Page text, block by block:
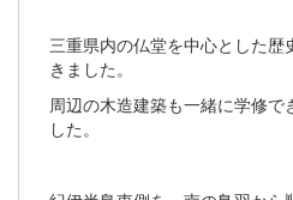
三重県内の仏堂を中心とした
きました。
周辺の木造建築も一緒に学修で
した。